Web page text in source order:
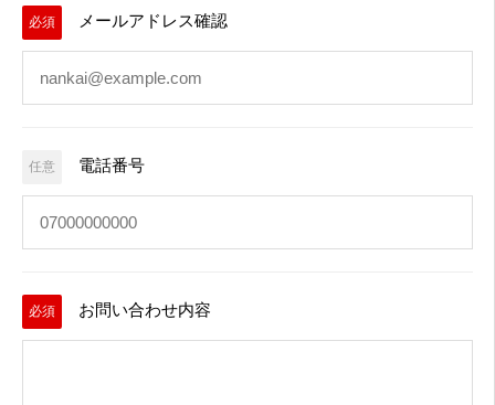
必須 メールアドレス確認
任意 電話番号
必須 お問い合わせ内容